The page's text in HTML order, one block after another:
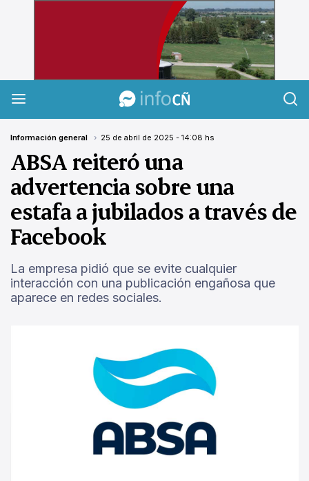
InfoCañuelas
Información general 25 de abril de 2025 - 14:08 hs
ABSA reiteró una
advertencia sobre una
estafa a jubilados a través de
Facebook
La empresa pidió que se evite cualquier
interacción con una publicación engañosa que
aparece en redes sociales.